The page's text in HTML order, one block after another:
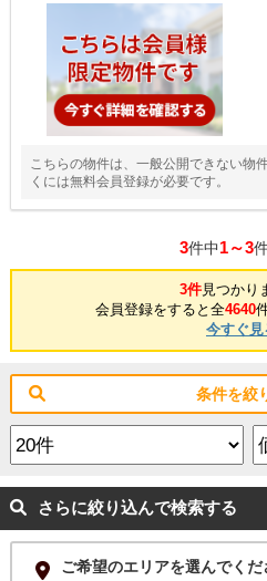
こちらの物件は、一般公開できない物
くには無料会員登録が必要です。
3件中1～3
3件見つかり
会員登録をすると全4640
今すぐ見
条件を絞
さらに絞り込んで検索する
ご希望のエリアを選んでくだ